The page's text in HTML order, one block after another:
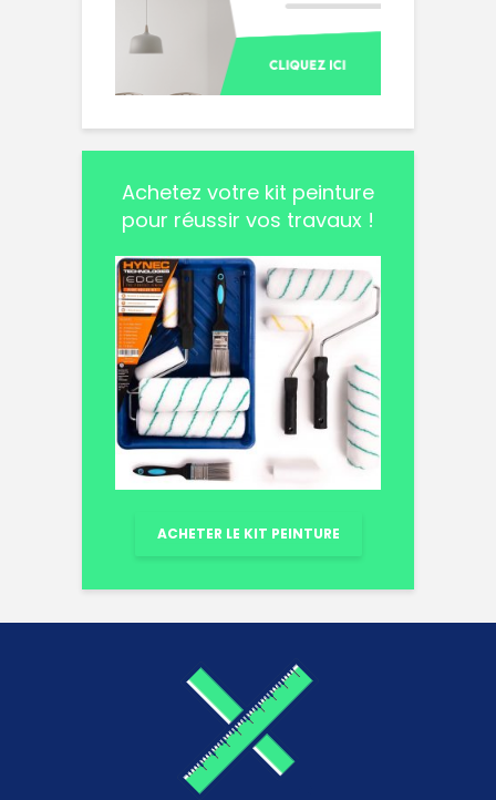
Achetez votre kit peinture
pour réussir vos travaux !
ACHETER LE KIT PEINTURE